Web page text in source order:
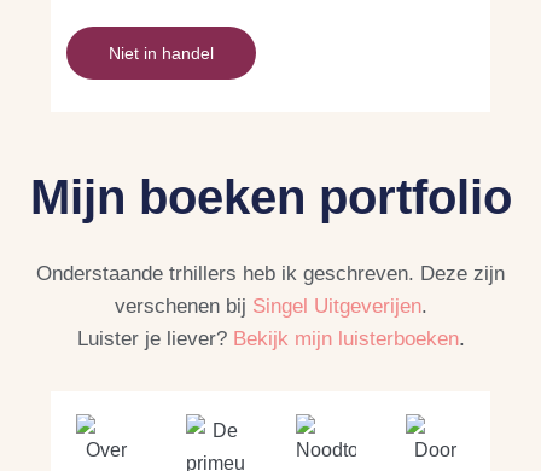
Niet in handel
Mijn boeken portfolio
Onderstaande trhillers heb ik geschreven. Deze zijn
verschenen bij Singel Uitgeverijen.
Luister je liever? Bekijk mijn luisterboeken.